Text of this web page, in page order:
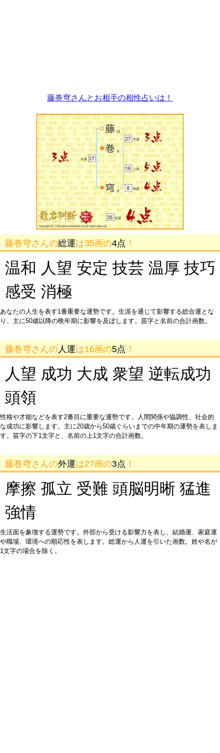
藤巻穹さんとお相手の相性占いは！
藤巻穹さんの総運は35画の4点 ！
温和 人望 安定 技芸 温厚 技巧
感受 消極
あなたの人生を表す1番重要な運勢です。生涯を通じて影響する総合運とな
り、主に50歳以降の晩年期に影響を及ぼします。苗字と名前の合計画数。
藤巻穹さんの 人運は16画の5点 ！
人望 成功 大成 衆望 逆転成功
頭領
性格や才能などを表す2番目に重要な運勢です。人間関係や協調性、社会的
な成功に影響します。主に20歳から50歳ぐらいまでの中年期の運勢を表しま
す。苗字の下1文字と、名前の上1文字の合計画数。
藤巻穹さんの外運は27画の3点 ！
摩擦 孤立 受難 頭脳明晰 猛進
強情
生活面を象徴する運勢です。外部から受ける影響力を表し、結婚運、家庭運
や職場、環境への順応性を表します。総運から人運を引いた画数。姓や名が
1文字の場合を除く。